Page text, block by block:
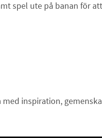
spel ute på banan för
inspiration,